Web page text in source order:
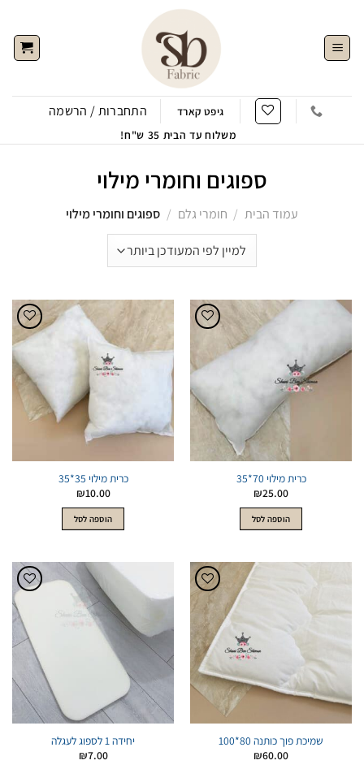
content
גיפט קארד התחברות / הרשמה
משלוח עד הבית 35 ש"ח!
ספוגים וחומרי מילוי
עמוד הבית / חומרי גלם / ספוגים וחומרי מילוי
כרית מילוי 70*35
₪25.00
הוספה לסל
הוסף
כרית מילוי 35*35
₪10.00
הוספה לסל
הוסף
שמיכת פוך כותנה 80*100
₪60.00
הוסף
יחידה 1 לספוג לעגלה
₪7.00